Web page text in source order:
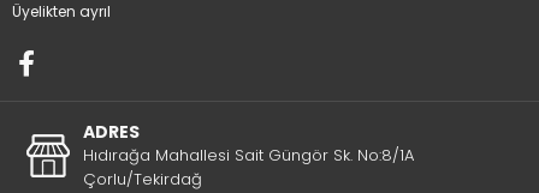
Üyelikten ayrıl
ADRES
Hıdırağa Mahallesi Sait Güngör Sk. No:8/1A
Çorlu/Tekirdağ